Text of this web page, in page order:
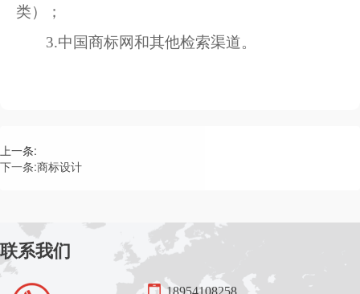
类）；
3.中国商标网和其他检索渠道。
上一条:
下一条:商标设计
联系我们